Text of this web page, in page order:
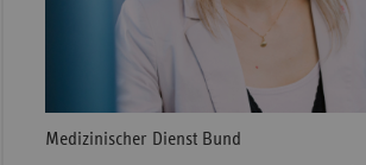
Medizinischer Dienst Bund